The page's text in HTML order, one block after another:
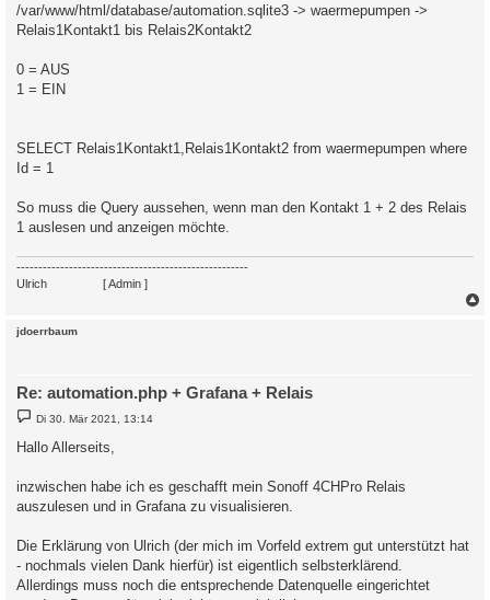
/var/www/html/database/automation.sqlite3 -> waermepumpen ->
Relais1Kontakt1 bis Relais2Kontakt2
0 = AUS
1 = EIN
SELECT Relais1Kontakt1,Relais1Kontakt2 from waermepumpen where
Id = 1
So muss die Query aussehen, wenn man den Kontakt 1 + 2 des Relais
1 auslesen und anzeigen möchte.
-----------------------------------------------------
Ulrich
[ Admin ]
jdoerrbaum
Re: automation.php + Grafana + Relais
B
e
i
t
g
Di 30. Mär 2021, 13:14
Hallo Allerseits,
inzwischen habe ich es geschafft mein Sonoff 4CHPro Relais
auszulesen und in Grafana zu visualisieren.
Die Erklärung von Ulrich (der mich im Vorfeld extrem gut unterstützt hat
- nochmals vielen Dank hierfür) ist eigentlich selbsterklärend.
Allerdings muss noch die entsprechende Datenquelle eingerichtet